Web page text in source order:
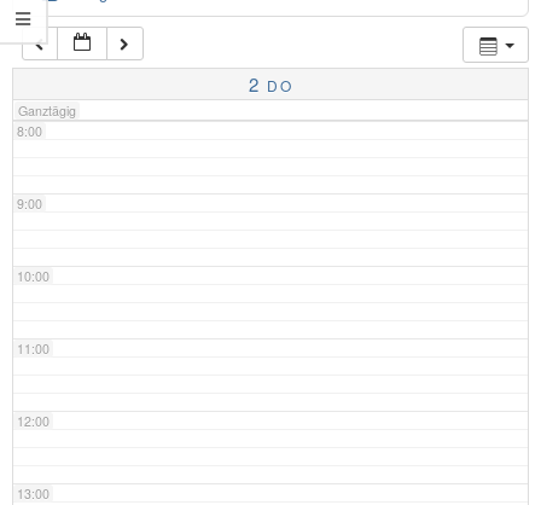
2 DO
Ganztägig
7:00
8:00
9:00
10:00
11:00
12:00
13:00